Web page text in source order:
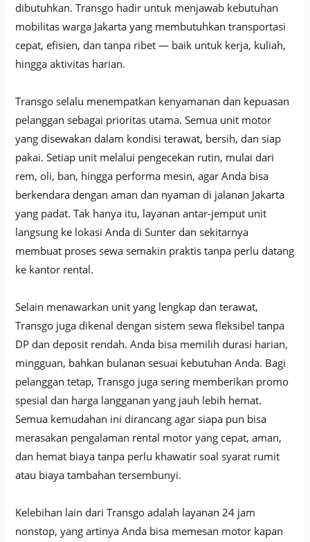
dibutuhkan. Transgo hadir untuk menjawab kebutuhan
mobilitas warga Jakarta yang membutuhkan transportasi
cepat, efisien, dan tanpa ribet — baik untuk kerja, kuliah,
hingga aktivitas harian.
Transgo selalu menempatkan kenyamanan dan kepuasan
pelanggan sebagai prioritas utama. Semua unit motor
yang disewakan dalam kondisi terawat, bersih, dan siap
pakai. Setiap unit melalui pengecekan rutin, mulai dari
rem, oli, ban, hingga performa mesin, agar Anda bisa
berkendara dengan aman dan nyaman di jalanan Jakarta
yang padat. Tak hanya itu, layanan antar-jemput unit
langsung ke lokasi Anda di Sunter dan sekitarnya
membuat proses sewa semakin praktis tanpa perlu datang
ke kantor rental.
Selain menawarkan unit yang lengkap dan terawat,
Transgo juga dikenal dengan sistem sewa fleksibel tanpa
DP dan deposit rendah. Anda bisa memilih durasi harian,
mingguan, bahkan bulanan sesuai kebutuhan Anda. Bagi
pelanggan tetap, Transgo juga sering memberikan promo
spesial dan harga langganan yang jauh lebih hemat.
Semua kemudahan ini dirancang agar siapa pun bisa
merasakan pengalaman rental motor yang cepat, aman,
dan hemat biaya tanpa perlu khawatir soal syarat rumit
atau biaya tambahan tersembunyi.
Kelebihan lain dari Transgo adalah layanan 24 jam
nonstop, yang artinya Anda bisa memesan motor kapan